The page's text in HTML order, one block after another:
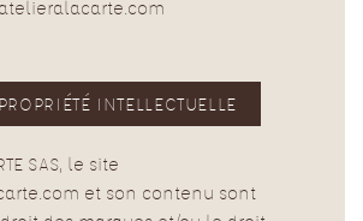
INTELLECTUELLE
SAS, le site
et son contenu sont